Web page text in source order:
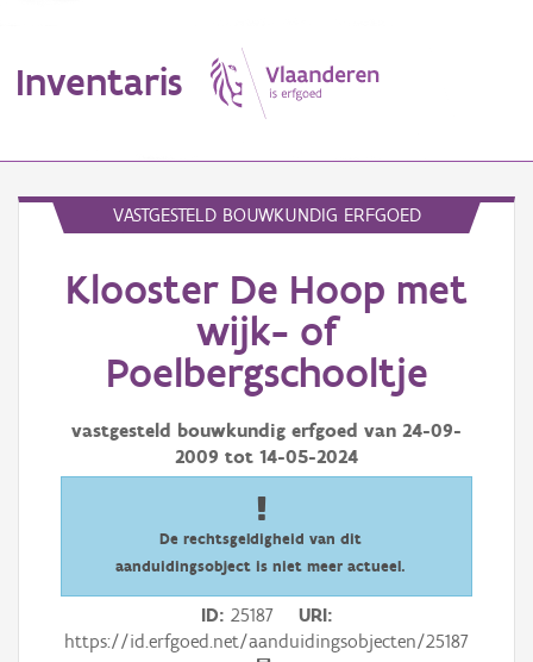
Inventaris
Erfgoedobject
Persoon of collectief
Downloads
Hergebruik
VASTGESTELD BOUWKUNDIG ERFGOED
Klooster De Hoop met
wijk- of
Poelbergschooltje
vastgesteld bouwkundig erfgoed van 24-09-
2009 tot 14-05-2024
De rechtsgeldigheid van dit
aanduidingsobject is niet meer actueel.
ID 25187
URI
https://id.erfgoed.net/aanduidingsobjecten/25187